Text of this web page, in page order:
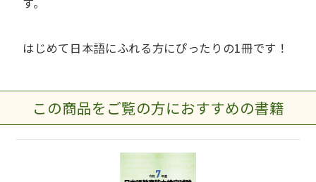
はじめて日本語にふれる方にぴったりの1冊です！
この商品をご覧の方におすすめの書籍